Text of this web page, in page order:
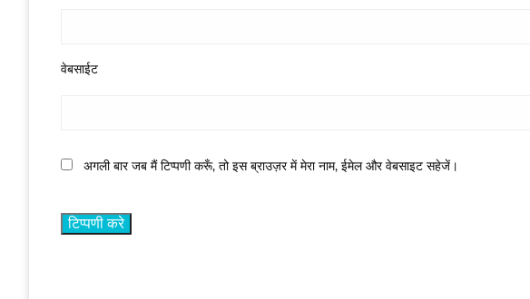
वेबसाईट
अगली बार जब मैं टिप्पणी करूँ, तो इस ब्राउज़र में मेरा नाम, ईमेल और वेबसाइट सहेजें।